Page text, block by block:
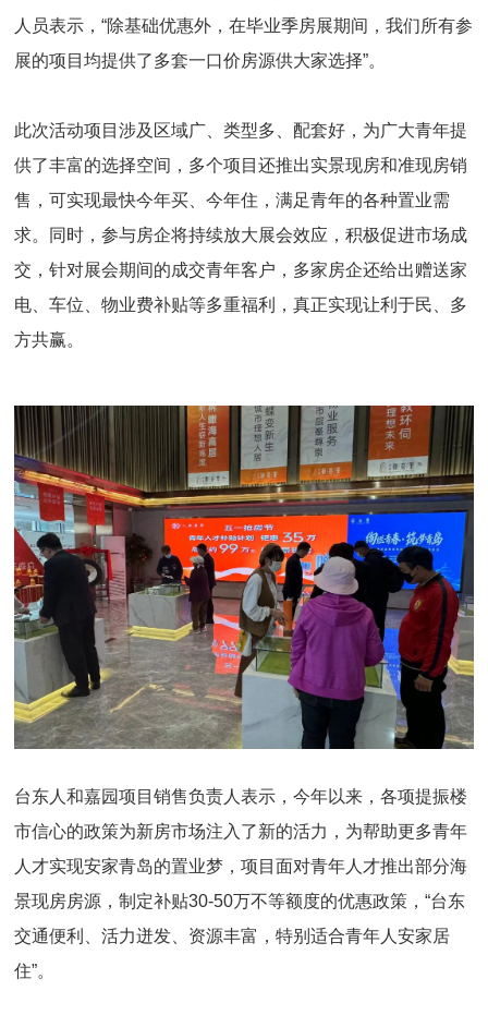
人员表示，“除基础优惠外，在毕业季房展期间，我们所有参
展的项目均提供了多套一口价房源供大家选择”。
此次活动项目涉及区域广、类型多、配套好，为广大青年提
供了丰富的选择空间，多个项目还推出实景现房和准现房销
售，可实现最快今年买、今年住，满足青年的各种置业需
求。同时，参与房企将持续放大展会效应，积极促进市场成
交，针对展会期间的成交青年客户，多家房企还给出赠送家
电、车位、物业费补贴等多重福利，真正实现让利于民、多
方共赢。
台东人和嘉园项目销售负责人表示，今年以来，各项提振楼
市信心的政策为新房市场注入了新的活力，为帮助更多青年
人才实现安家青岛的置业梦，项目面对青年人才推出部分海
景现房房源，制定补贴30-50万不等额度的优惠政策，“台东
交通便利、活力迸发、资源丰富，特别适合青年人安家居
住”。